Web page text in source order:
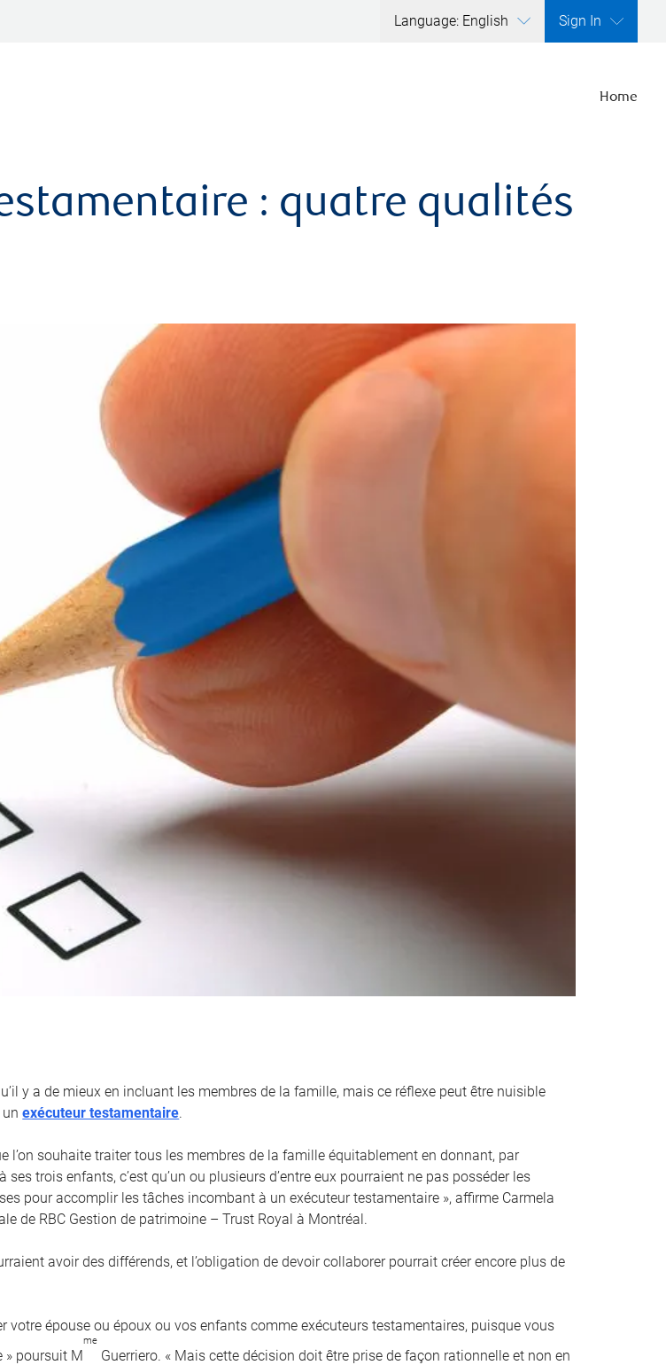
Language: English Sign In
Home
: quatre qualités
y a de mieux en incluant les membres de la famille, mais ce réflexe peut être nuisible
unexécuteur testamentaire.
l’on souhaite traiter tous les membres de la famille équitablement en donnant, par
trois enfants, c’est qu’un ou plusieurs d’entre eux pourraient ne pas posséder les
pour accomplir les tâches incombant à un exécuteur testamentaire », affirme Carmela
de RBC Gestion de patrimoine – Trust Royal à Montréal.
avoir des différends, et l’obligation de devoir collaborer pourrait créer encore plus de
votre épouse ou époux ou vos enfants comme exécuteurs testamentaires, puisque vous
» poursuit M
me
Guerriero. « Mais cette décision doit être prise de façon rationnelle et non en